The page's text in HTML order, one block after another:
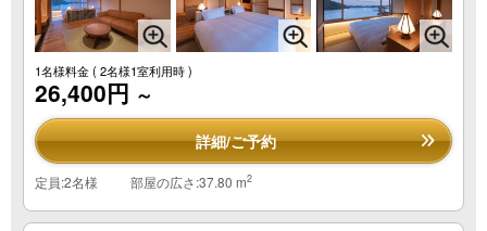
1名様料金( 2名様1室利用時 )
26,400円 ～
詳細/ご予約
定員:2名様 部屋の広さ:37.80 m2